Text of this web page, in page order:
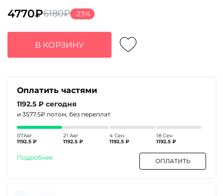
6180₽
Первоначальная
цена
составляла
6180₽.
4770₽
Текущая
цена:
4770₽.
-23%
В КОРЗИНУ
Оплатить частями
1192.5 ₽ сегодня
и 3577.5₽ потом, без переплат
07Авг
1192.5 ₽
21 Авг
1192.5 ₽
4 Сен
1192.5 ₽
18 Сен
1192.5 ₽
Подробнее ОПЛАТИТЬ